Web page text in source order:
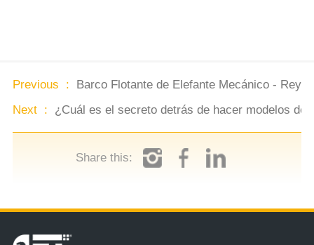
Previous :
Barco Flotante de Elefante Mecánico - Rey
Next : ¿Cuál es el secreto detrás de hacer modelos
Share this: